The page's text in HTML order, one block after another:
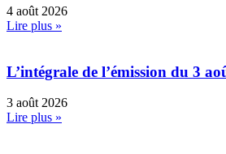
4 août 2026
Lire plus »
L’intégrale de l’émission du 3
3 août 2026
Lire plus »